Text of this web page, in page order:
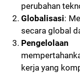
perubahan
Globalisasi:
secara global
kerja yang